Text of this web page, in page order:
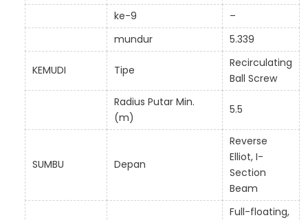
ke-9
–
mundur
5.339
KEMUDI Tipe
Recirculating
Ball Screw
Radius Putar Min.
(m)
5.5
SUMBU Depan
Reverse
Elliot, I-
Section
Beam
Full-floating,